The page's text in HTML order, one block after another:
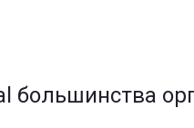
большинства